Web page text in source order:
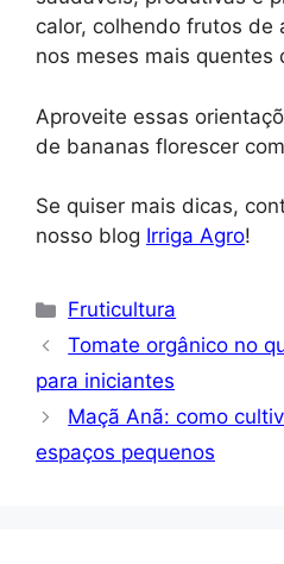
calor, colhendo frutos de
nos meses mais quentes
Aproveite essas
de bananas florescer
Se quiser mais dicas,
nosso blog Irriga Agro!
Categorias
Fruticultura
Tomate orgânico no
para iniciantes
Maçã Anã: como
espaços pequenos